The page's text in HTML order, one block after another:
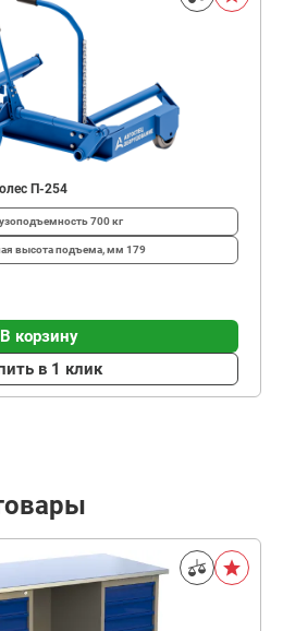
П-254
700 кг
высота подъема, мм 179
В корзину
в 1 клик